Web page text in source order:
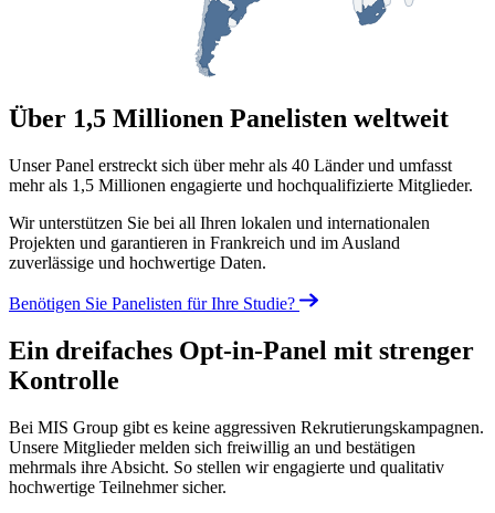
Über 1,5 Millionen Panelisten weltweit
Unser Panel erstreckt sich über mehr als 40 Länder und umfasst
mehr als 1,5 Millionen engagierte und hochqualifizierte Mitglieder.
Wir unterstützen Sie bei all Ihren lokalen und internationalen
Projekten und garantieren in Frankreich und im Ausland
zuverlässige und hochwertige Daten.
Benötigen Sie Panelisten für Ihre Studie?
Ein dreifaches Opt-in-Panel mit strenger
Kontrolle
Bei MIS Group gibt es keine aggressiven Rekrutierungskampagnen.
Unsere Mitglieder melden sich freiwillig an und bestätigen
mehrmals ihre Absicht. So stellen wir engagierte und qualitativ
hochwertige Teilnehmer sicher.